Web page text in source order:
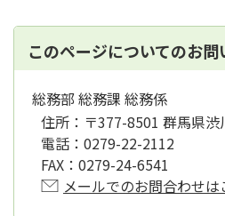
このページについてのお問
総務部 総務課 総務係
住所： 〒377-8501 群馬県
電話： 0279-22-2112
FAX： 0279-24-6541
メールでのお問合わせは